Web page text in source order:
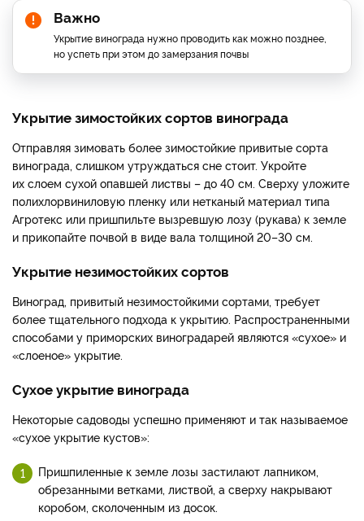
Важно
Укрытие винограда нужно проводить как можно позднее,
но успеть при этом до замерзания почвы
Укрытие зимостойких сортов винограда
Отправляя зимовать более зимостойкие привитые сорта
винограда, слишком утруждаться сне стоит. Укройте
их слоем сухой опавшей листвы – до 40 см. Сверху уложите
полихлорвиниловую пленку или нетканый материал типа
Агротекс или пришпильте вызревшую лозу (рукава) к земле
и прикопайте почвой в виде вала толщиной 20–30 см.
Укрытие незимостойких сортов
Виноград, привитый незимостойкими сортами, требует
более тщательного подхода к укрытию. Распространенными
способами у приморских виноградарей являются «сухое» и
«слоеное» укрытие.
Сухое укрытие винограда
Некоторые садоводы успешно применяют и так называемое
«сухое укрытие кустов»:
Пришпиленные к земле лозы застилают лапником,
обрезанными ветками, листвой, а сверху накрывают
коробом, сколоченным из досок.